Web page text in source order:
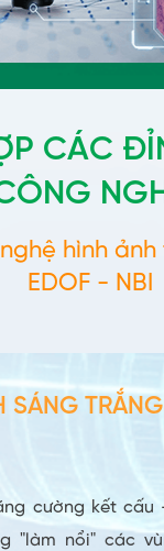
CÁC
hình ảnh
EDOF - NBI
SÁNG
cường kết
"làm nổi" các